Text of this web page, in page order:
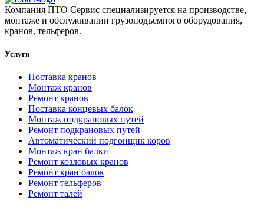
Компания ПТО Сервис специализируется на производстве,
монтаже и обслуживании грузоподъемного оборудования,
кранов, тельферов.
Услуги
Поставка кранов
Монтаж кранов
Ремонт кранов
Поставка концевых балок
Монтаж подкрановых путей
Ремонт подкрановых путей
Автоматический подгонщик коров
Монтаж кран балки
Ремонт козловых кранов
Ремонт кран балок
Ремонт тельферов
Ремонт талей